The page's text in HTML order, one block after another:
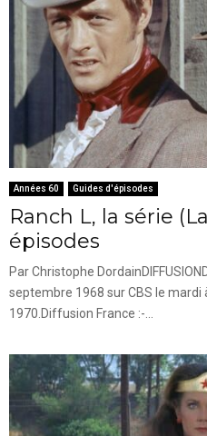
Années 60 Guides d'épisodes
Ranch L, la série
épisodes
Par Christophe
septembre 1968 sur CBS le mardi
1970.Diffusion France :-...